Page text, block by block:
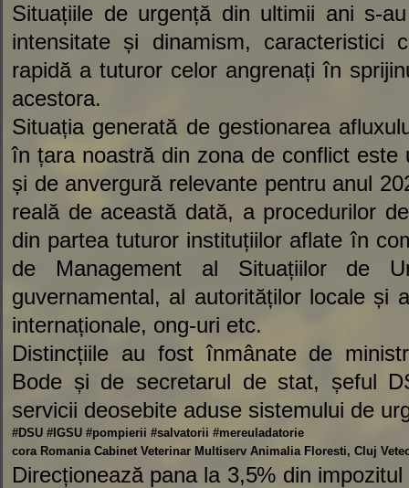
Situațiile de urgență din ultimii ani s-
intensitate și dinamism, caracteristici
rapidă a tuturor celor angrenați în
acestora.
Situația generată de gestionarea
în țara noastră din zona de conflict este
și de anvergură relevante pentru anul
reală de această dată, a procedurilor
din partea tuturor instituțiilor aflate în
de Management al Situațiilor de
guvernamental, al autorităților locale și
internaționale, ong-uri etc.
Distincțiile au fost înmânate de
Bode și de secretarul de stat, șeful
servicii deosebite aduse sistemului de
#DSU #IGSU #pompierii #salvatorii #mereuladatorie
cora Romania Cabinet Veterinar Multiserv Animalia Floresti, Cluj
Direcționează pana la 3,5% din